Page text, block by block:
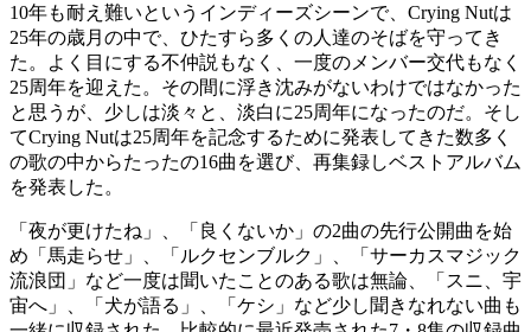
10年も耐え難いというインディーズシーンで、Crying Nutは
25年の歳月の中で、ひたすら多くの人達のそばを守ってき
た。よく目にする不仲説もなく、一度のメンバー交代もなく
25周年を迎えた。その間に浮き沈みがないわけではなかった
と思うが、少しは淡々と、淡白に25周年になったのだ。そし
てCrying Nutは25周年を記念するために発表してきた数多く
の歌の中からたったの16曲を選び、再集録しベストアルバム
を発表した。
「夜が更けたね」、「良くないか」の2曲の先行公開曲を始
め「馬走らせ」、「ルクセンブルク」、「サーカスマジック
流浪団」など一度は聞いたことのある歌は無論、「スニ、宇
宙へ」、「犬が語る」、「ケシ」など少し聞きなれない曲も